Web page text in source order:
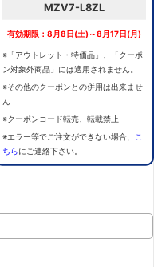
MZV7-L8ZL
有効期限：8月8日(土)～8月17日(月)
※「アウトレット・特価品」、「クーポ
ン対象外商品」には適用されません。
※その他のクーポンとの併用は出来ませ
ん
※クーポンコード転売、転載禁止
※エラー等でご注文ができない場合、
こ
ちらにご連絡下さい。
ィア FAD-FF レッグ